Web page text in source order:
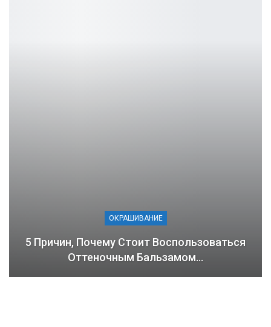
ОКРАШИВАНИЕ
5 Причин, Почему Стоит Воспользоваться
Оттеночным Бальзамом…